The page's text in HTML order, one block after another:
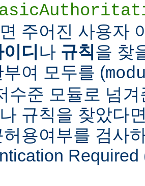
주어진 사용자
디 나 규칙을 찾
여 모두를 (
수준 모듈로 넘
규칙을 찾았다
용여부를 검사